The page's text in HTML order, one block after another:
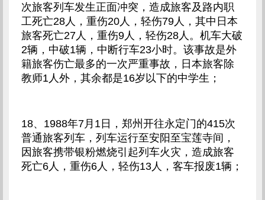
次旅客列车发生正面冲突，造成旅客及路内职
工死亡28人，重伤20人，轻伤79人，其中日本
旅客死亡27人，重伤9人，轻伤28人。机车大破
2辆，中破1辆，中断行车23小时。该事故是外
籍旅客伤亡最多的一次严重事故，日本旅客除
教师1人外，其余都是16岁以下的中学生；
18、1988年7月1日，郑州开往永定门的415次
普通旅客列车，列车运行至安阳至宝莲寺间，
因旅客携带银粉燃烧引起列车火灾，造成旅客
死亡6人，重伤6人，轻伤13人，客车报废1辆；